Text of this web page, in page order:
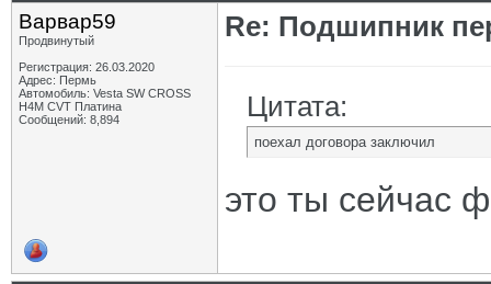
Варвар59
Продвинутый
Регистрация: 26.03.2020
Адрес: Пермь
Автомобиль: Vesta SW CROSS
H4M CVT Платина
Сообщений: 8,894
Re: Подшипник
Цитата:
поехал договора заключил
это ты сейчас